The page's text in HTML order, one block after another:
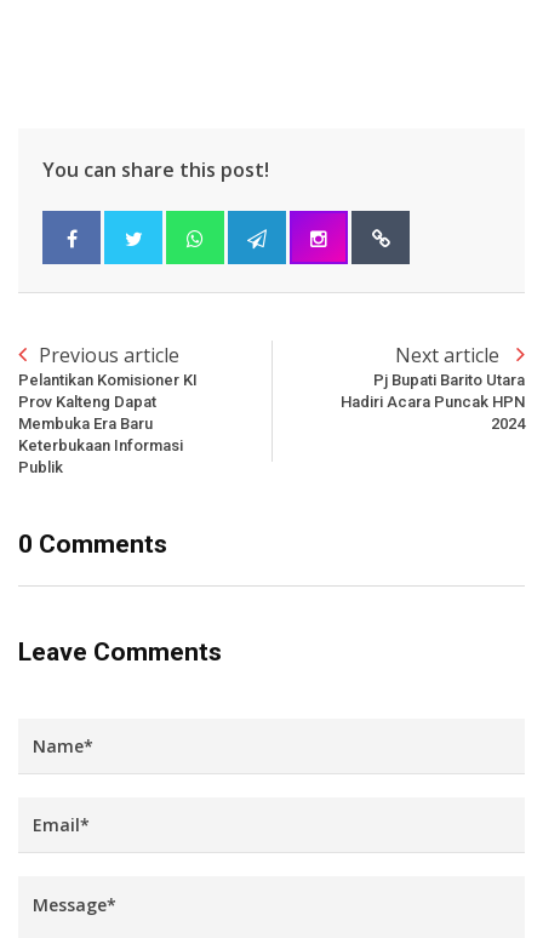
You can share this post!
Previous article
Pelantikan Komisioner KI
Prov Kalteng Dapat
Membuka Era Baru
Keterbukaan Informasi
Publik
Next article
Pj Bupati Barito Utara
Hadiri Acara Puncak HPN
2024
0 Comments
Leave Comments